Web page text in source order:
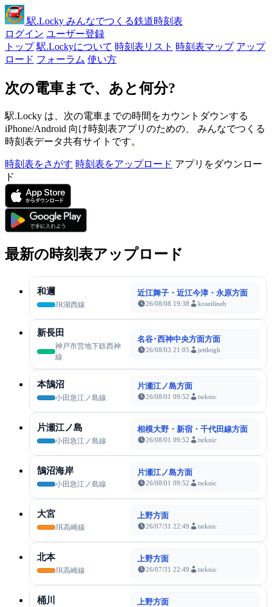
駅.Locky みんなでつくる鉄道時刻表
ログイン ユーザー登録
トップ 駅.Lockyについて 時刻表リスト 時刻表マップ アップ
ロード フォーラム 使い方
次の電車まで、あと何分?
駅.Locky は、次の電車までの時間をカウントダウンする
iPhone/Android 向け時刻表アプリのための、 みんなでつくる
時刻表データ共有サイトです。
時刻表をさがす 時刻表をアップロード アプリをダウンロー
ド
最新の時刻表アップロード
和邇
JR湖西線
近江舞子・近江今津・永原方面
26/08/08 19:38 koseilineb
新長田
神戸市営地下鉄西神
線
名谷･西神中央方面方面
26/08/03 21:05 jettleigh
本鵠沼
小田急江ノ島線
片瀬江ノ島方面
26/08/01 09:52 tsrknic
片瀬江ノ島
小田急江ノ島線
相模大野・新宿・千代田線方面
26/08/01 09:52 tsrknic
鵠沼海岸
小田急江ノ島線
片瀬江ノ島方面
26/08/01 09:52 tsrknic
大宮
JR高崎線
上野方面
26/07/31 22:49 tsrknic
北本
JR高崎線
上野方面
26/07/31 22:49 tsrknic
桶川 上野方面